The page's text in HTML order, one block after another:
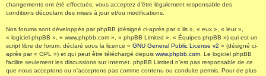
changements ont été effectués, vous acceptez d’être légalement responsable des
conditions découlant des mises à jour et/ou modifications.
Nos forums sont développés par phpBB (désigné ci-après par « ils », « eux », « leur »,
« logiciel phpBB », « www.phpbb.com », « phpBB Limited », « Équipes phpBB ») qui est un
script libre de forum, déclaré sous la licence « GNU General Public License v2 » (désigné ci-
après par « GPL ») et qui peut être téléchargé depuis www.phpbb.com . Le logiciel phpBB
facilite seulement les discussions sur Internet. phpBB Limited n’est pas responsable de ce
que nous acceptons ou n’acceptons pas comme contenu ou conduite permis. Pour de plus